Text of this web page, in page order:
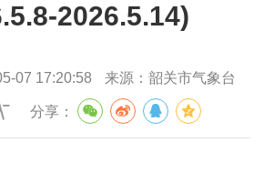
2026.5.14)
07 17:20:58 来源： 韶关市气象台
分享：